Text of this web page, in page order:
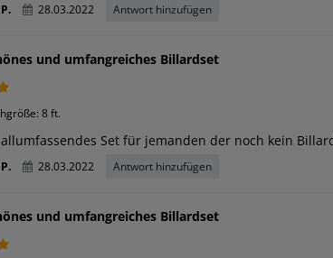
28.03.2022 Antwort hinzufügen
und umfangreiches Billardset
8 ft.
Set für jemanden der noch kein
28.03.2022 Antwort hinzufügen
und umfangreiches Billardset